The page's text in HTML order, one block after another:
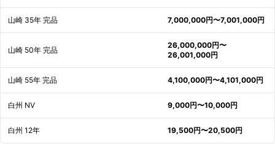
山崎 35年 完品 7,000,000円〜7,001,000円
山崎 50年 完品
26,000,000円〜
26,001,000円
山崎 55年 完品 4,100,000円〜4,101,000円
白州 NV 9,000円〜10,000円
白州 12年 19,500円〜20,500円